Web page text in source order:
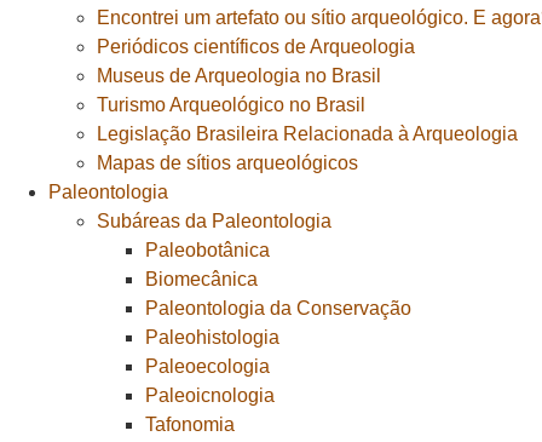
Encontrei um artefato ou sítio arqueológico. E
Periódicos científicos de Arqueologia
Museus de Arqueologia no Brasil
Turismo Arqueológico no Brasil
Legislação Brasileira Relacionada à Arqueologia
Mapas de sítios arqueológicos
Paleontologia
Subáreas da Paleontologia
Paleobotânica
Biomecânica
Paleontologia da Conservação
Paleohistologia
Paleoecologia
Paleoicnologia
Tafonomia